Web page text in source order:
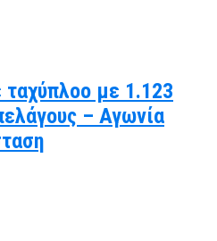
με 1.123
– Αγωνία